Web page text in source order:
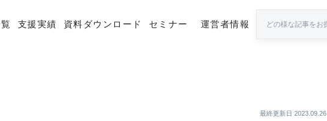
支援実績 資料ダウンロード セミナー 運営者情報
最終更新日 2023.09.26